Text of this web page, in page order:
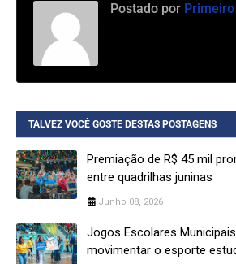
Postado por
TALVEZ VOCÊ GOSTE DESTAS POSTAGENS
Premiação de R$ 45 mil
entre quadrilhas juninas
Junho 08, 2026
Jogos Escolares
movimentar o esporte